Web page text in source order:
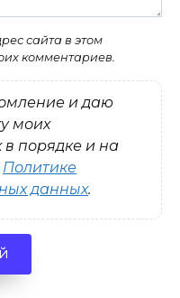
сайта в этом
комментариев.
и даю
моих
порядке и на
Политике
данных.